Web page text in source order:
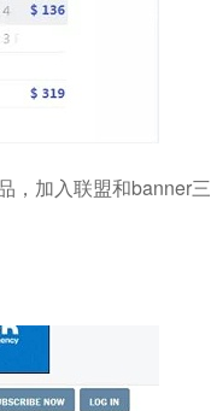
，加入联盟和banner三